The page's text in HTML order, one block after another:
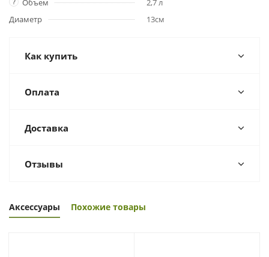
Объем
2,7 л
Диаметр
13см
Как купить
Оплата
Доставка
Отзывы
Аксессуары Похожие товары